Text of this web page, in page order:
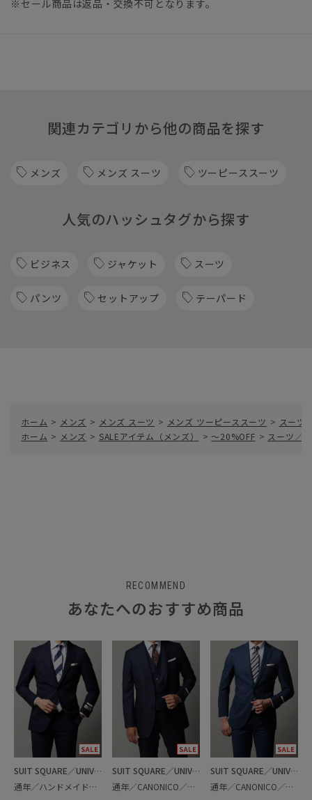
※セール商品は返品・交換不可となります。
関連カテゴリから他の商品を探す
メンズ メンズ スーツ ツーピーススーツ
人気のハッシュタグから探す
ビジネス ジャケット スーツ
パンツ セットアップ テーパード
ホーム > メンズ > メンズ スーツ > メンズ ツーピーススーツ > スーツ
ホーム > メンズ > SALEアイテム（メンズ） > ～20%OFF > スーツ／2
RECOMMEND
あなたへのおすすめ商品
SUIT SQUARE／UNIVERSAL LANGUAGE
通年／ハンドメイドスーツ
SUIT SQUARE／UNIVERSAL LANGUAGE
通年／CANONICO／スリーピーススーツ
SUIT SQUARE／UNIVERSAL LANGUAGE
通年／CANONICO／スーツ